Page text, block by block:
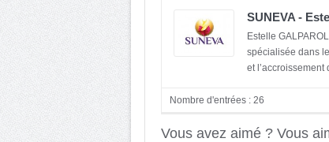
SUNEVA -
Estelle
spécialisée dans
et l’accroissement
Nombre d'entrées : 26
Vous avez aimé ? Vous